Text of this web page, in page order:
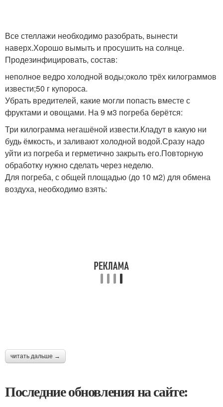
Все стеллажи необходимо разобрать, вынести
наверх.Хорошо вымыть и просушить на солнце.
Продезинфицировать, состав:
неполное ведро холодной воды;около трёх килограммов
извести;50 г купороса.
Убрать вредителей, какие могли попасть вместе с
фруктами и овощами. На 9 м3 погреба берётся:
Три килограмма негашёной извести.Кладут в какую ни
будь ёмкость, и заливают холодной водой.Сразу надо
уйти из погреба и герметично закрыть его.Повторную
обработку нужно сделать через неделю.
Для погреба, с общей площадью (до 10 м2) для обмена
воздуха, необходимо взять:
читать дальше →
Последние обновления на сайте: